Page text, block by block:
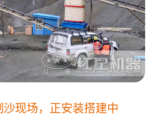
现场，正安装搭建中